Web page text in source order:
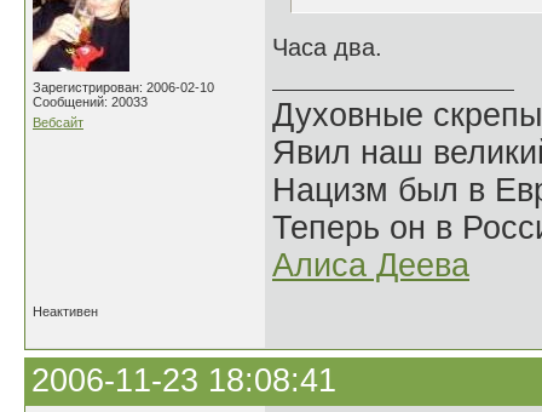
Зарегистрирован: 2006-02-10
Сообщений: 20033
Вебсайт
Часа два.
Духовные
Явил наш
Нацизм был в
Теперь он в
Алиса Деева
Неактивен
2006-11-23 18:08:41